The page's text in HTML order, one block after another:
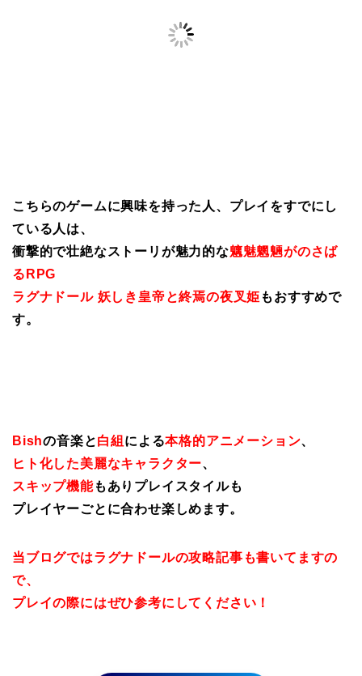
こちらのゲームに興味を持った人、プレイをすでにし
ている人は、
衝撃的で壮絶なストーリが魅力的な魑魅魍魎がのさば
るRPG
ラグナドール 妖しき皇帝と終焉の夜叉姫 もおすすめで
す。
Bishの音楽と白組 による本格的アニメーション、
ヒト化した美麗なキャラクター、
スキップ機能もありプレイスタイルも
プレイヤーごとに合わせ楽しめます。
当ブログではラグナドールの攻略記事も書いてますの
で、
プレイの際にはぜひ参考にしてください！